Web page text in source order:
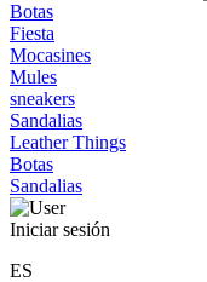
Botas
Fiesta
Mocasines
Mules
sneakers
Sandalias
Leather Things
Botas
Sandalias
Iniciar sesión
ES